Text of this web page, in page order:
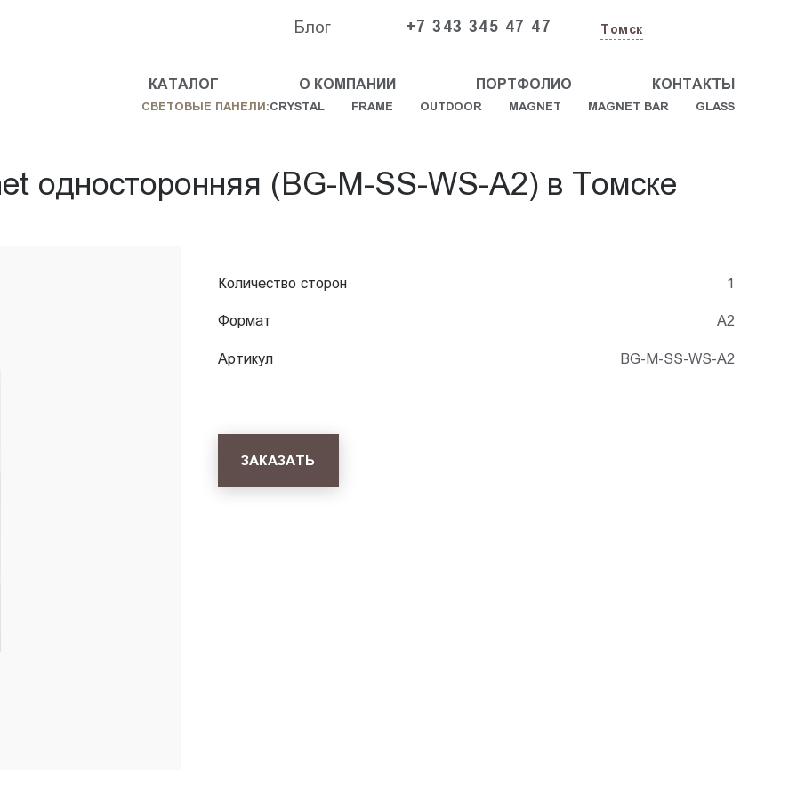
Блог +7 343 345 47 47 Томск
КАТАЛОГ О КОМПАНИИ ПОРТФОЛИО КОНТАКТЫ
СВЕТОВЫЕ ПАНЕЛИ:CRYSTAL FRAME OUTDOOR MAGNET MAGNET BAR GLASS
односторонняя (BG-M-SS-WS-A2) в Томске
Количество сторон 1
Формат А2
Артикул BG-M-SS-WS-A2
ЗАКАЗАТЬ